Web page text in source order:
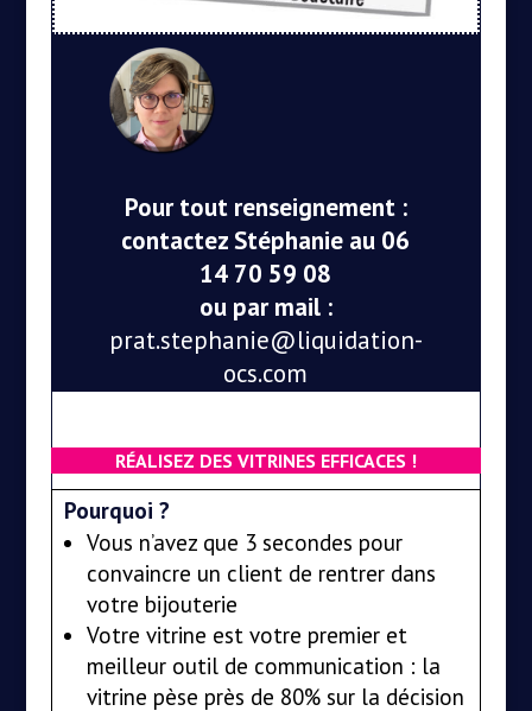
Pour tout renseignement :
contactez Stéphanie au 06
14 70 59 08
ou par mail :
prat.stephanie@liquidation-
ocs.com
RÉALISEZ DES VITRINES EFFICACES !
Pourquoi ?
Vous n’avez que 3 secondes pour
convaincre un client de rentrer dans
votre bijouterie
Votre vitrine est votre premier et
meilleur outil de communication : la
vitrine pèse près de 80% sur la décision